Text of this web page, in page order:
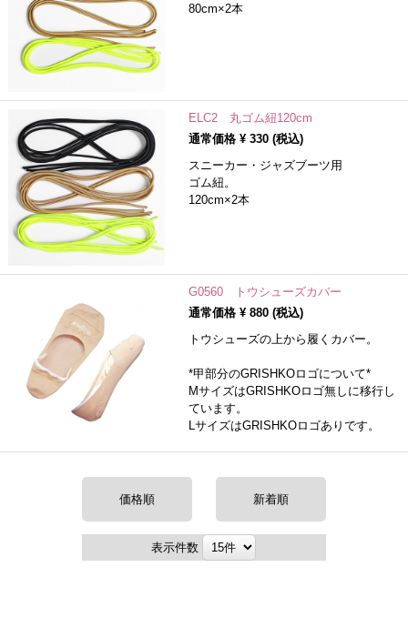
80cm×2本
ELC2 丸ゴム紐120cm
通常価格 ¥ 330(税込)
スニーカー・ジャズブーツ用
ゴム紐。
120cm×2本
G0560 トウシューズカバー
通常価格 ¥ 880(税込)
トウシューズの上から履くカバー。
*甲部分のGRISHKOロゴについて*
MサイズはGRISHKOロゴ無しに移行し
ています。
LサイズはGRISHKOロゴありです。
価格順 新着順
表示件数